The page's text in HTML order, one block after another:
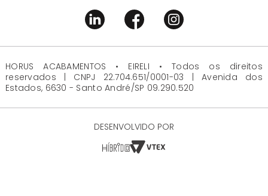
HORUS ACABAMENTOS • EIRELI • Todos os direitos
reservados | CNPJ 22.704.651/0001-03 | Avenida dos
Estados, 6630 - Santo André/SP 09.290.520
DESENVOLVIDO POR